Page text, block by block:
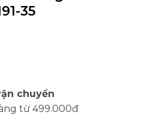
35
chuyển
từ 499.000đ